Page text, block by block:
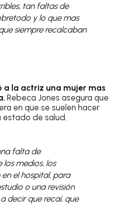
tan faltas de
y lo que mas
siempre recalcaban
a la actriz una mujer mas
, Rebeca Jones asegura que
en que se suelen hacer
estado de salud.
falta de
los medios, los
el hospital, para
o una revisión
decir que recaí, que